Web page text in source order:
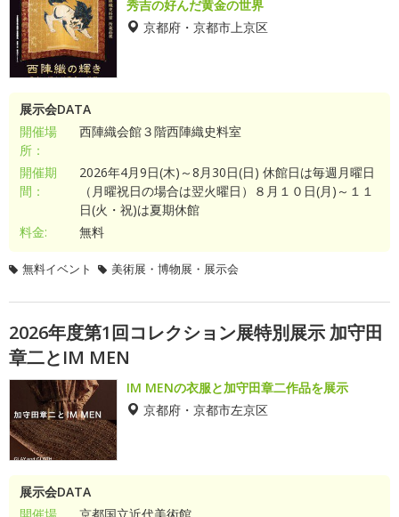
秀吉の好んだ黄金の世界
京都府・京都市上京区
展示会DATA
開催場
所：
西陣織会館３階西陣織史料室
開催期
間：
2026年4月9日(木)～8月30日(日) 休館日は毎週月曜日
（月曜祝日の場合は翌火曜日）８月１０日(月)～１１
日(火・祝)は夏期休館
料金:
無料
無料イベント 美術展・博物展・展示会
2026年度第1回コレクション展特別展示 加守田
章二とIM MEN
IM MENの衣服と加守田章二作品を展示
京都府・京都市左京区
展示会DATA